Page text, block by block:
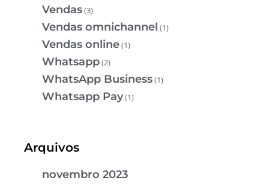
Vendas(3)
Vendas omnichannel (1)
Vendas online(1)
Whatsapp(2)
WhatsApp Business(1)
Whatsapp Pay(1)
Arquivos
novembro 2023